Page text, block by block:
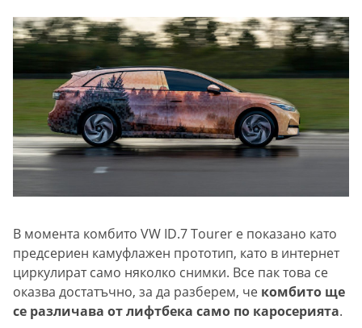
В момента комбито VW ID.7 Tourer е показано като
предсериен камуфлажен прототип, като в интернет
циркулират само няколко снимки. Все пак това се
оказва достатъчно, за да разберем, че комбито ще
се различава от лифтбека само по каросерията.